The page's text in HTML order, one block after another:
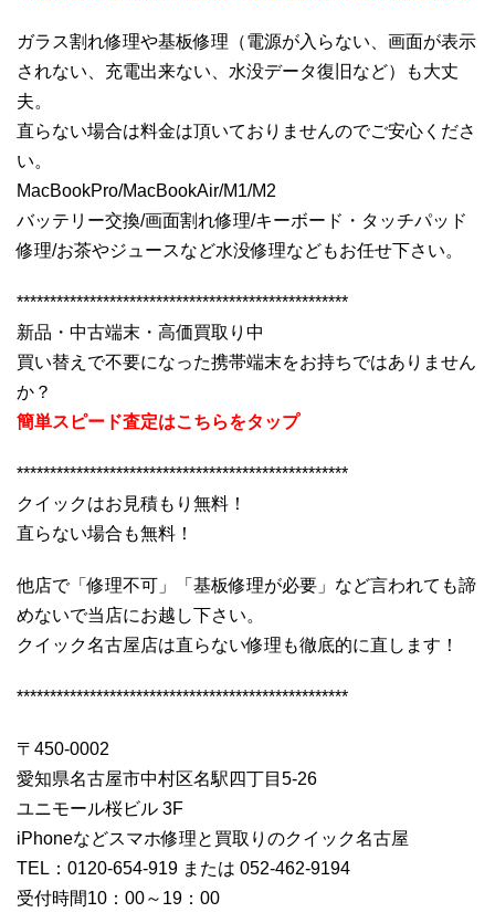
ガラス割れ修理や基板修理（電源が入らない、画面が表示
されない、充電出来ない、水没データ復旧など）も大丈
夫。
直らない場合は料金は頂いておりませんのでご安心くださ
い。
MacBookPro/MacBookAir/M1/M2
バッテリー交換/画面割れ修理/キーボード・タッチパッド
修理/お茶やジュースなど水没修理などもお任せ下さい。
**************************************************
新品・中古端末・高価買取り中
買い替えで不要になった携帯端末をお持ちではありません
か？
簡単スピード査定はこちらをタップ
**************************************************
クイックはお見積もり無料！
直らない場合も無料！
他店で「修理不可」「基板修理が必要」など言われても諦
めないで当店にお越し下さい。
クイック名古屋店は直らない修理も徹底的に直します！
**************************************************
〒450-0002
愛知県名古屋市中村区名駅四丁目5-26
ユニモール桜ビル 3F
iPhoneなどスマホ修理と買取りのクイック名古屋
TEL：0120-654-919 または 052-462-9194
受付時間10：00～19：00